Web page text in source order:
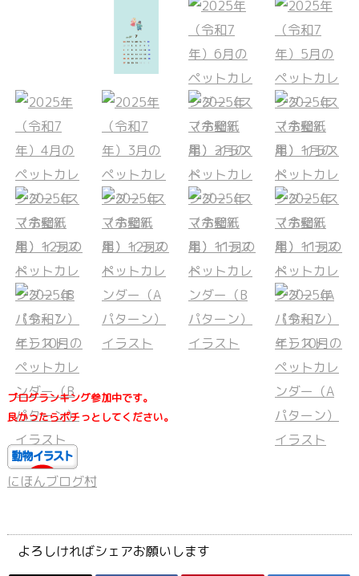
ブログランキング参加中です。
良かったらポチっとしてください。
にほんブログ村
よろしければシェアお願いします